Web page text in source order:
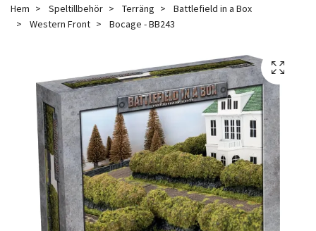
Hem Speltillbehör Terräng
Battlefield in a Box
Western Front
Bocage - BB243